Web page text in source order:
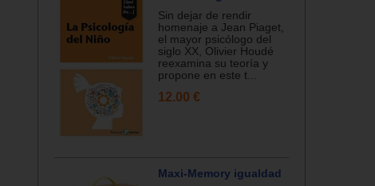
Sin dejar de rendir
homenaje a Jean Piaget,
el mayor psicólogo del
siglo XX, Olivier Houdé
reexamina su teoría y
propone en este t...
12.00 €
Maxi-Memory igualdad